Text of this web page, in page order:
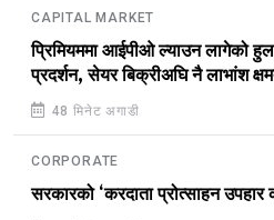
CAPITAL MARKET
प्रिमियममा आईपीओ ल्याउन लागेको
प्रदर्शन, सेयर बिक्रीअघि नै लाभांश
48 मिनेट अगाडी
CORPORATE
सरकारको ‘करदाता प्रोत्साहन उपहार